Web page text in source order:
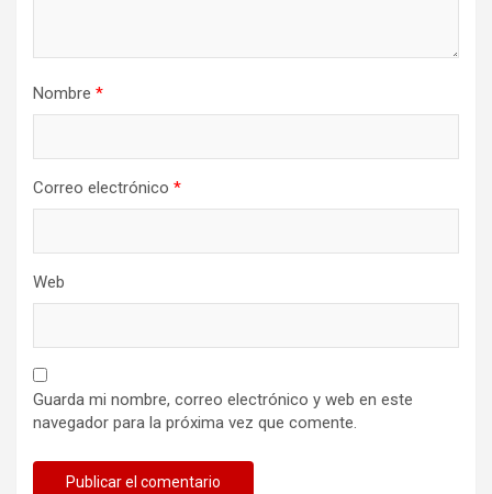
Nombre *
Correo electrónico *
Web
Guarda mi nombre, correo electrónico y web en este
navegador para la próxima vez que comente.